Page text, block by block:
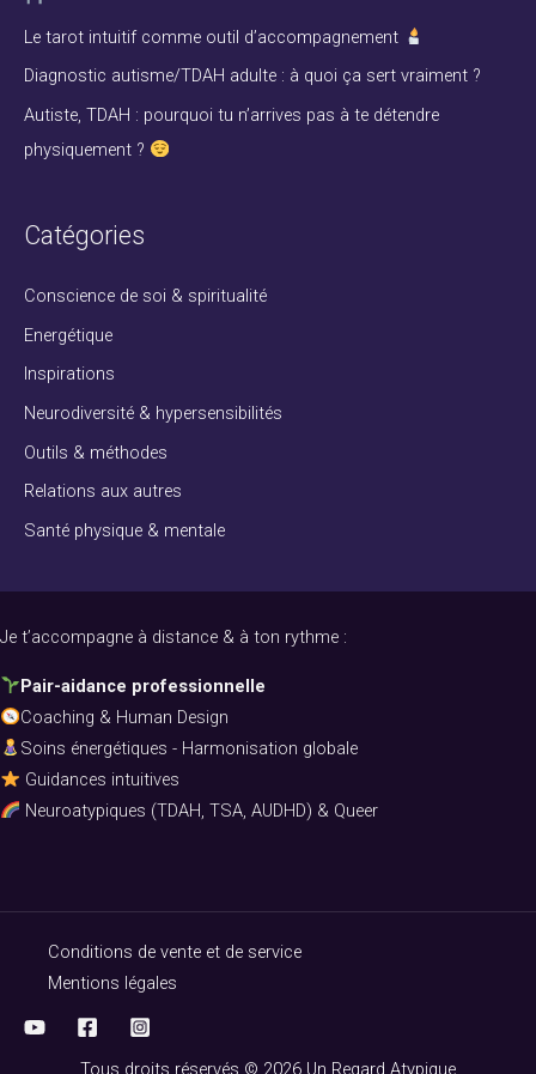
h
e
r
:
Le tarot intuitif comme outil d’accompagnement
Diagnostic autisme/TDAH adulte : à quoi ça sert vraiment ?
Autiste, TDAH : pourquoi tu n’arrives pas à te détendre
physiquement ?
Catégories
Conscience de soi & spiritualité
Energétique
Inspirations
Neurodiversité & hypersensibilités
Outils & méthodes
Relations aux autres
Santé physique & mentale
Je t’accompagne à distance & à ton rythme :
Pair-aidance professionnelle
Coaching & Human Design
Soins énergétiques - Harmonisation globale
Guidances intuitives
Neuroatypiques (TDAH, TSA, AUDHD) & Queer
Conditions de vente et de service
Mentions légales
Tous droits réservés © 2026 Un Regard Atypique